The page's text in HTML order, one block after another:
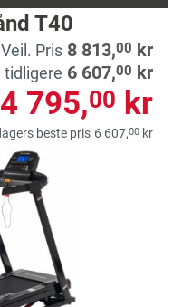
T40
Veil. Pris 8 813,00 kr
tidligere 6 607,00 kr
4 795,00 kr
beste pris 6 607,00 kr